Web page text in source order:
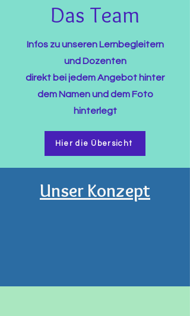
Das Team
Infos zu unseren Lernbegleitern
und Dozenten
direkt bei jedem Angebot hinter
dem Namen und dem Foto
hinterlegt
Hier die Übersicht
Unser Konzept